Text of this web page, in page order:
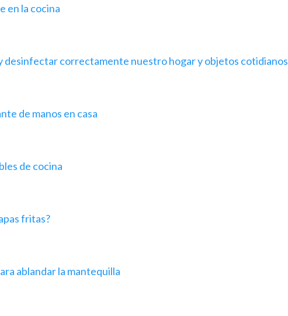
en la cocina
desinfectar correctamente nuestro hogar y objetos cotidianos
de manos en casa
de cocina
fritas?
ablandar la mantequilla